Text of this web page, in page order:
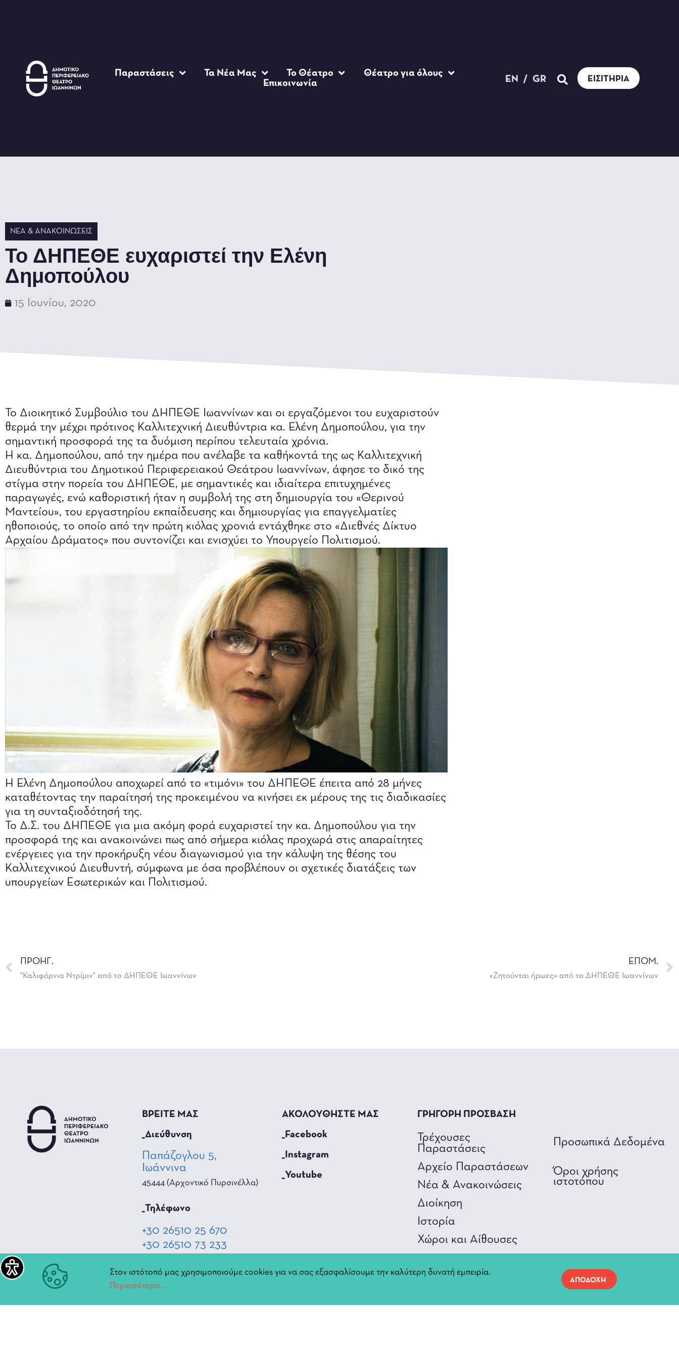
Παραστάσεις Τα Νέα Μας Το Θέατρο
Θέατρο για όλους
Επικοινωνία
EN / GR ΕΙΣΙΤΉΡΙΑ
ΝΈΑ & ΑΝΑΚΟΙΝΏΣΕΙΣ
Το ΔΗΠΕΘΕ ευχαριστεί την Ελένη
Δημοπούλου
15 Ιουνίου, 2020
Το Διοικητικό Συμβούλιο του ΔΗΠΕΘΕ Ιωαννίνων και οι εργαζόμενοι του ευχαριστούν
θερμά την μέχρι πρότινος Καλλιτεχνική Διευθύντρια κα. Ελένη Δημοπούλου, για την
σημαντική προσφορά της τα δυόμιση περίπου τελευταία χρόνια.
Η κα. Δημοπούλου, από την ημέρα που ανέλαβε τα καθήκοντά της ως Καλλιτεχνική
Διευθύντρια του Δημοτικού Περιφερειακού Θεάτρου Ιωαννίνων, άφησε το δικό της
στίγμα στην πορεία του ΔΗΠΕΘΕ, με σημαντικές και ιδιαίτερα επιτυχημένες
παραγωγές, ενώ καθοριστική ήταν η συμβολή της στη δημιουργία του «Θερινού
Μαντείου», του εργαστηρίου εκπαίδευσης και δημιουργίας για επαγγελματίες
ηθοποιούς, το οποίο από την πρώτη κιόλας χρονιά εντάχθηκε στο «Διεθνές Δίκτυο
Αρχαίου Δράματος» που συντονίζει και ενισχύει το Υπουργείο Πολιτισμού.
Η Ελένη Δημοπούλου αποχωρεί από το «τιμόνι» του ΔΗΠΕΘΕ έπειτα από 28 μήνες
καταθέτοντας την παραίτησή της προκειμένου να κινήσει εκ μέρους της τις διαδικασίες
για τη συνταξιοδότησή της.
Το Δ.Σ. του ΔΗΠΕΘΕ για μια ακόμη φορά ευχαριστεί την κα. Δημοπούλου για την
προσφορά της και ανακοινώνει πως από σήμερα κιόλας προχωρά στις απαραίτητες
ενέργειες για την προκήρυξη νέου διαγωνισμού για την κάλυψη της θέσης του
Καλλιτεχνικού Διευθυντή, σύμφωνα με όσα προβλέπουν οι σχετικές διατάξεις των
υπουργείων Εσωτερικών και Πολιτισμού.
ΠΡΟΗΓ.
"Καλιφόρνια Ντρίμιν" από το ΔΗΠΕΘΕ Ιωαννίνων
ΕΠΟΜ.
«Ζητούνται ήρωες» από το ΔΗΠΕΘΕ Ιωαννίνων
ΒΡΕΙΤΕ ΜΑΣ
_Διεύθυνση
Παπάζογλου 5,
Ιωάννινα
45444 (Αρχοντικό Πυρσινέλλα)
_Τηλέφωνο
+30 26510 25 670
+30 26510 73 233
_Hλεκτρονική διεύθυνση
ΑΚΟΛΟΥΘΗΣΤΕ ΜΑΣ
_Facebook
_Instagram
_Youtube
ΓΡΗΓΟΡΗ ΠΡΟΣΒΑΣΗ
Τρέχουσες
Παραστάσεις
Αρχείο Παραστάσεων
Νέα & Ανακοινώσεις
Διοίκηση
Ιστορία
Χώροι και Αίθουσες
Προσωπικά Δεδομένα
Όροι χρήσης
ιστοτόπου
Στον ιστότοπό μας χρησιμοποιούμε cookies για να σας εξασφαλίσουμε την καλύτερη δυνατή εμπειρία.
Περισσότερα...
ΑΠΟΔΟΧΗ